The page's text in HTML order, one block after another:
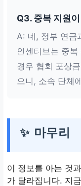
Q3. 중복 지원
A: 네, 정부 연금
인센티브는 중
경우 협회 포상
으니, 소속 단체
✨ 마무리
이 정보를 아는 것
가 달라집니다. 지